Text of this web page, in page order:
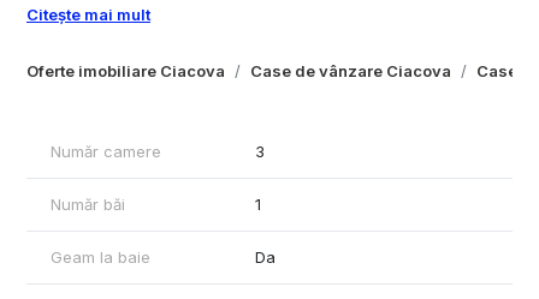
Oferte imobiliare Ciacova Case de vânzare Ciacova Case
🚗 Garaj inclus
🔥 Încălzire cu teracote pe lemne
🛋️ Se vinde mobilată, formată din:
✔️ 1 baie
✔️ 1 debara
Citește mai mult
Număr camere 3
Număr băi 1
Geam la baie Da